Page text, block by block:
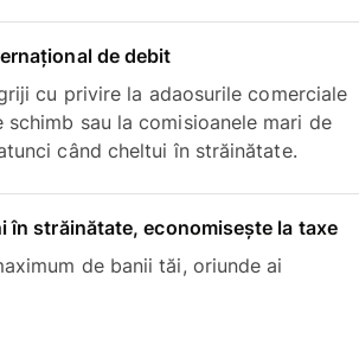
de debit
cu privire la adaosurile comerciale
schimb sau la comisioanele mari de
când cheltui în străinătate.
în străinătate, economisește la taxe
de banii tăi, oriunde ai